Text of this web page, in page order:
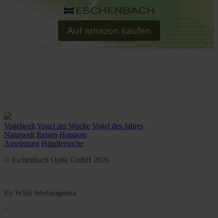
Vogelwelt Vogel der Woche Vogel des Jahres
Naturwelt Reisen Hotspots
Ausrüstung Händlersuche
© Eschenbach Optik GmbH 2026
᛫
By WSB Werbeagentur
᛫